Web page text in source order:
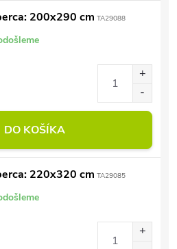
200x290 cm TA29088
DO KOŠÍKA
220x320 cm TA29085